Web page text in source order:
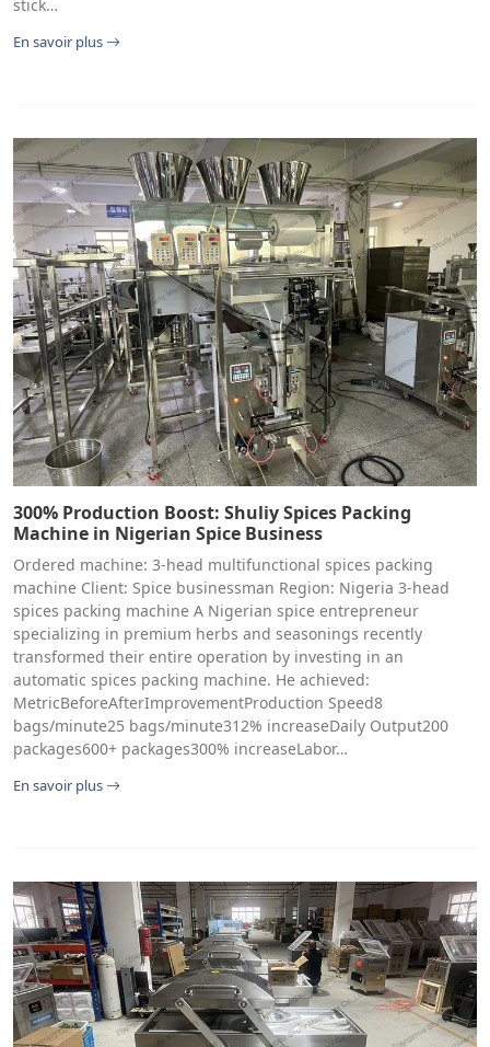
stick…
En savoir plus
300% Production Boost: Shuliy Spices Packing
Machine in Nigerian Spice Business
Ordered machine: 3-head multifunctional spices packing
machine Client: Spice businessman Region: Nigeria 3-head
spices packing machine A Nigerian spice entrepreneur
specializing in premium herbs and seasonings recently
transformed their entire operation by investing in an
automatic spices packing machine. He achieved:
MetricBeforeAfterImprovementProduction Speed8
bags/minute25 bags/minute312% increaseDaily Output200
packages600+ packages300% increaseLabor…
En savoir plus